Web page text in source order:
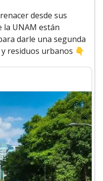
desde sus
la UNAM están
darle una segunda
residuos urbanos 👇